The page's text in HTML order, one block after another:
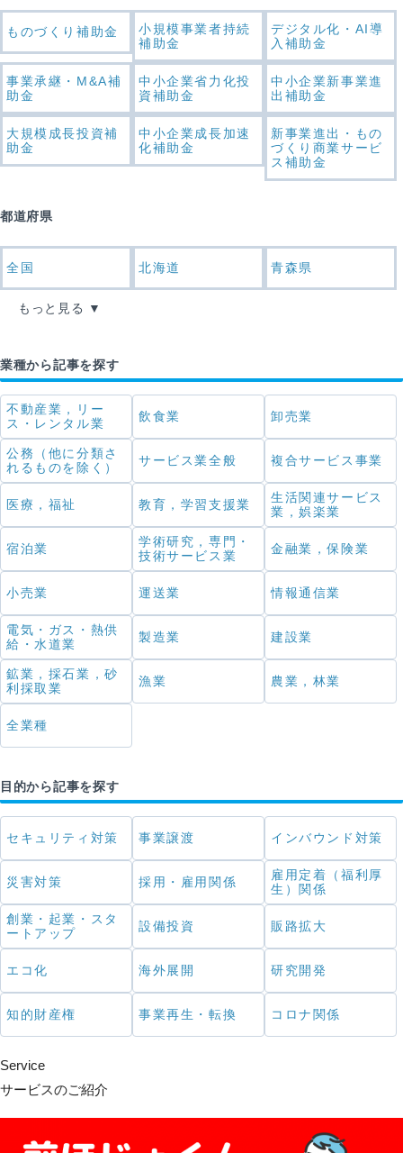
ものづくり補助金
小規模事業者持続
補助金
デジタル化・AI導
入補助金
事業承継・M&A補
助金
中小企業省力化投
資補助金
中小企業新事業進
出補助金
大規模成長投資補
助金
中小企業成長加速
化補助金
新事業進出・もの
づくり商業サービ
ス補助金
都道府県
全国 北海道 青森県
もっと見る
業種から記事を探す
不動産業，リー
ス・レンタル業
飲食業 卸売業
公務（他に分類さ
れるものを除く）
サービス業全般 複合サービス事業
医療，福祉 教育，学習支援業
生活関連サービス
業，娯楽業
宿泊業
学術研究，専門・
技術サービス業
金融業，保険業
小売業 運送業 情報通信業
電気・ガス・熱供
給・水道業
製造業 建設業
鉱業，採石業，砂
利採取業
漁業 農業，林業
全業種
目的から記事を探す
セキュリティ対策 事業譲渡 インバウンド対策
災害対策 採用・雇用関係
雇用定着（福利厚
生）関係
創業・起業・スタ
ートアップ
設備投資 販路拡大
エコ化 海外展開 研究開発
知的財産権 事業再生・転換 コロナ関係
Service
サービスのご紹介